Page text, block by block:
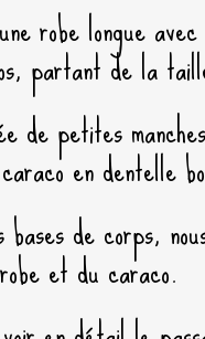
robe longue
partant de la
de petites
en dentelle
de corps,
et du caraco.